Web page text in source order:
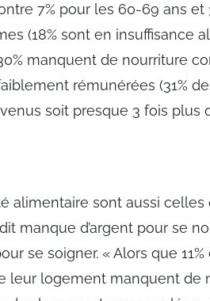
7% pour les 60-69 ans et
(18% sont en insuffisance
manquent de nourriture
rémunérées (31%
soit presque 3 fois plus
alimentaire sont aussi celles
manque d’argent pour se
se soigner. « Alors que
leur logement manquent de